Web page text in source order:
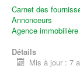
Carnet des
Annonceurs
Agence immobilière
Détails
Mis à jour : 7